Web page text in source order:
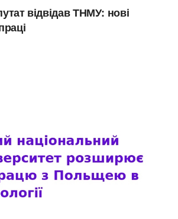
відвідав ТНМУ: нові